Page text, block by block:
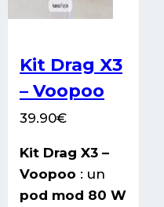
Kit Drag X3
– Voopoo
39.90€
Kit Drag X3 –
Voopoo : un
pod mod 80 W